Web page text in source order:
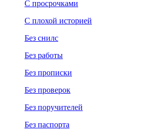
С просрочками
С плохой историей
Без снилс
Без работы
Без прописки
Без проверок
Без поручителей
Без паспорта